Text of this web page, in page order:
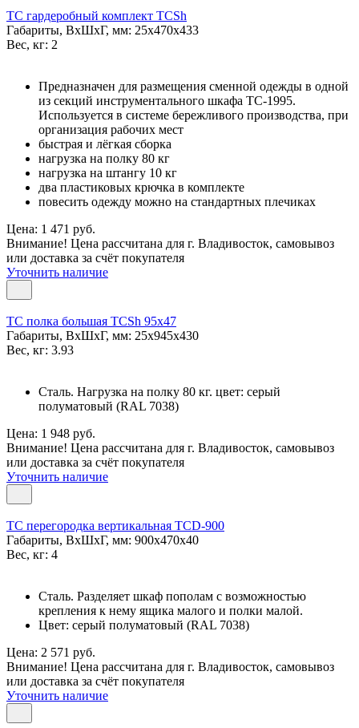
TC гардеробный комплект TCSh
Габариты, ВxШxГ, мм: 25x470x433
Вес, кг: 2
Предназначен для размещения сменной одежды в одной
из секций инструментального шкафа TC-1995.
Используется в системе бережливого производства, при
организация рабочих мест
быстрая и лёгкая сборка
нагрузка на полку 80 кг
нагрузка на штангу 10 кг
два пластиковых крючка в комплекте
повесить одежду можно на стандартных плечиках
Цена: 1 471 руб.
Внимание! Цена рассчитана для г. Владивосток, самовывоз
или доставка за счёт покупателя
Уточнить наличие
TC полка большая TCSh 95х47
Габариты, ВxШxГ, мм: 25x945x430
Вес, кг: 3.93
Сталь. Нагрузка на полку 80 кг. цвет: серый
полуматовый (RAL 7038)
Цена: 1 948 руб.
Внимание! Цена рассчитана для г. Владивосток, самовывоз
или доставка за счёт покупателя
Уточнить наличие
TC перегородка вертикальная TCD-900
Габариты, ВxШxГ, мм: 900x470x40
Вес, кг: 4
Сталь. Разделяет шкаф пополам с возможностью
крепления к нему ящика малого и полки малой.
Цвет: серый полуматовый (RAL 7038)
Цена: 2 571 руб.
Внимание! Цена рассчитана для г. Владивосток, самовывоз
или доставка за счёт покупателя
Уточнить наличие